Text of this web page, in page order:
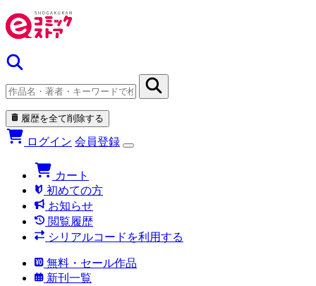
履歴を全て削除する
ログイン 会員登録
カート
初めての方
お知らせ
閲覧履歴
シリアルコードを利用する
無料・セール作品
新刊一覧